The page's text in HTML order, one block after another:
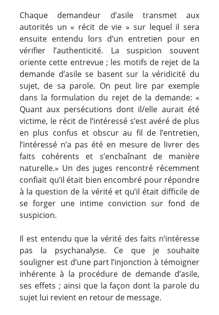
Chaque demandeur d’asile transmet aux
autorités un « récit de vie » sur lequel il sera
ensuite entendu lors d’un entretien pour en
vérifier l’authenticité. La suspicion souvent
oriente cette entrevue ; les motifs de rejet de la
demande d’asile se basent sur la véridicité du
sujet, de sa parole. On peut lire par exemple
dans la formulation du rejet de la demande: «
Quant aux persécutions dont il/elle aurait été
victime, le récit de l’intéressé s’est avéré de plus
en plus confus et obscur au fil de l’entretien,
l’intéressé n’a pas été en mesure de livrer des
faits cohérents et s’enchaînant de manière
naturelle.» Un des juges rencontré récemment
confiait qu’il était bien encombré pour répondre
à la question de la vérité et qu’il était difficile de
se forger une intime conviction sur fond de
suspicion.
Il est entendu que la vérité des faits n’intéresse
pas la psychanalyse. Ce que je souhaite
souligner est d’une part l’injonction à témoigner
inhérente à la procédure de demande d’asile,
ses effets ; ainsi que la façon dont la parole du
sujet lui revient en retour de message.